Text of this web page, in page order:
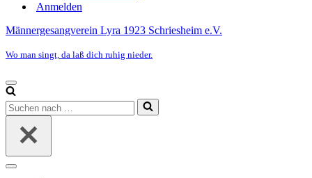
Anmelden
Männergesangverein Lyra 1923 Schriesheim e.V.
Wo man singt, da laß dich ruhig nieder.
Navigationsmenü
Suchen
nach …
Navigationsmenü